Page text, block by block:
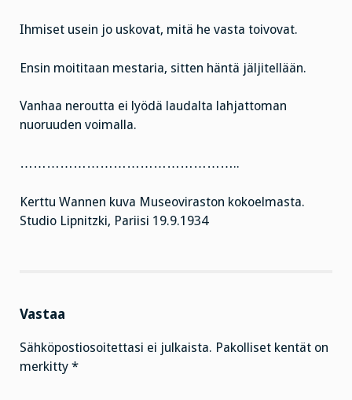
Ihmiset usein jo uskovat, mitä he vasta toivovat.
Ensin moititaan mestaria, sitten häntä jäljitellään.
Vanhaa neroutta ei lyödä laudalta lahjattoman
nuoruuden voimalla.
…………………………………………..
Kerttu Wannen kuva Museoviraston kokoelmasta.
Studio Lipnitzki, Pariisi 19.9.1934
Vastaa
Sähköpostiosoitettasi ei julkaista. Pakolliset kentät on
merkitty *